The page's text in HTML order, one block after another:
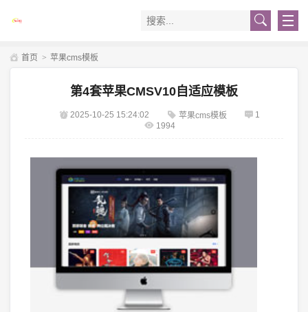
首页 > 苹果cms模板
第4套苹果CMSV10自适应模板
2025-10-25 15:24:02 苹果cms模板
1
1994